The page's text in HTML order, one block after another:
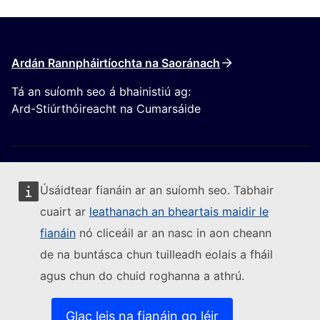
Úsáidtear fianáin ar an suíomh seo. Tabhair
cuairt ar leathanach an bheartais maidir le
fianáin nó cliceáil ar an nasc in aon cheann
de na buntásca chun tuilleadh eolais a fháil
agus chun do chuid roghanna a athrú.
Glac leis na fianáin go léir
Ardán Rannpháirtíochta na Saoránach
Tá an suíomh seo á bhainistiú ag:
Ard-Stiúrthóireacht na Cumarsáide
Lean an Coimisiún Eorpach
Sonraí teagmhála(External link)
Leochaileacht TF a thuairisciú(External link)
Teangacha ar ár suíomhanna gréasáin(External link)
(External link)